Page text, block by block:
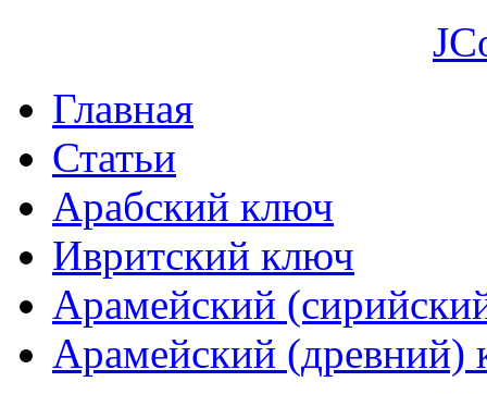
Главная
Статьи
Арабский ключ
Ивритский ключ
Арамейский
Арамейский (древний)